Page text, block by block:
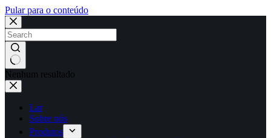
Pular para o conteúdo
Nenhum resultado
Lar
Sobre nós
Produtos